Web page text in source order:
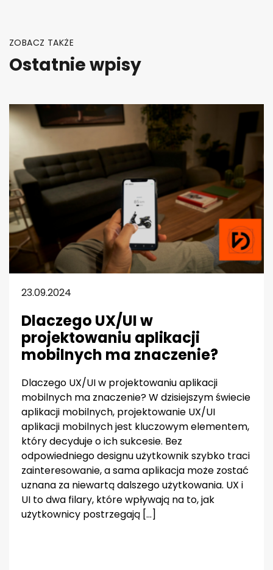
ZOBACZ TAKŻE
Ostatnie wpisy
23.09.2024
Dlaczego UX/UI w
projektowaniu aplikacji
mobilnych ma znaczenie?
Dlaczego UX/UI w projektowaniu aplikacji
mobilnych ma znaczenie? W dzisiejszym świecie
aplikacji mobilnych, projektowanie UX/UI
aplikacji mobilnych jest kluczowym elementem,
który decyduje o ich sukcesie. Bez
odpowiedniego designu użytkownik szybko traci
zainteresowanie, a sama aplikacja może zostać
uznana za niewartą dalszego użytkowania. UX i
UI to dwa filary, które wpływają na to, jak
użytkownicy postrzegają […]